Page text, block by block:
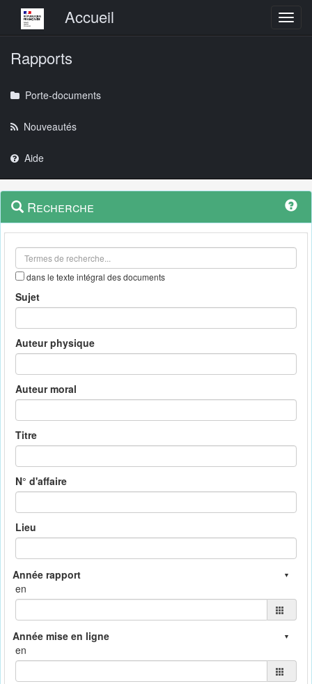
Menu principalAccueil
Rapports
Porte-documents
Nouveautés
Aide
Navigation
outils
Menu
contextuel
Recherche
dans le texte intégral des documents
Sujet
Auteur physique
Auteur moral
Titre
N° d'affaire
Lieu
en
en